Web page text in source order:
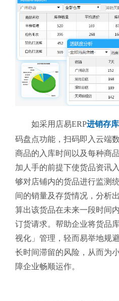
如采用店易ERP进销存
码盘点功能，扫码即入云端
商品的入库时间以及每种商
加人手的前提下使货品资讯
够对店铺内的货品进行监测
间的销量及存货情况，分析
算出该货品在未来一段时间
订货请求。帮助企业将货品
视化」管理，轻而易举地规
长时间滞留的风险，从而为
障企业畅顺运作。